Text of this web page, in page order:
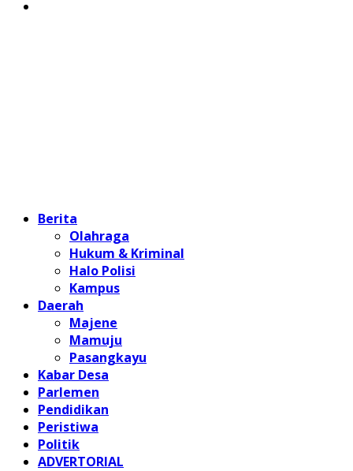
Home
Berita
Olahraga
Hukum & Kriminal
Halo Polisi
Kampus
Daerah
Majene
Mamuju
Pasangkayu
Kabar Desa
Parlemen
Pendidikan
Peristiwa
Politik
ADVERTORIAL